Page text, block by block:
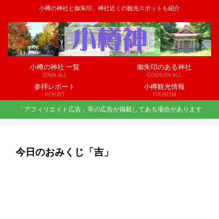
小樽の神社と御朱印、神社近くの観光スポットも紹介
小樽の神社 一覧
ZINJA ALL
御朱印のある神社
GOSHUIN ALL
参拝レポート
REPORT
小樽観光情報
TOURISM
「アフィリエイト広告」等の広告が掲載してある場合があります
今日のおみくじ「吉」